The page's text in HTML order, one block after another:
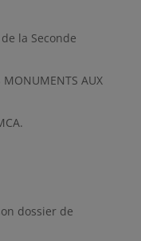
la Seconde
MONUMENTS AUX
dossier de